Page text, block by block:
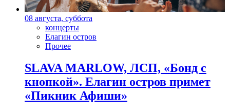
08 августа, суббота
концерты
Елагин остров
Прочее
SLAVA MARLOW, ЛСП, «Бонд с
кнопкой». Елагин остров примет
«Пикник Афиши»